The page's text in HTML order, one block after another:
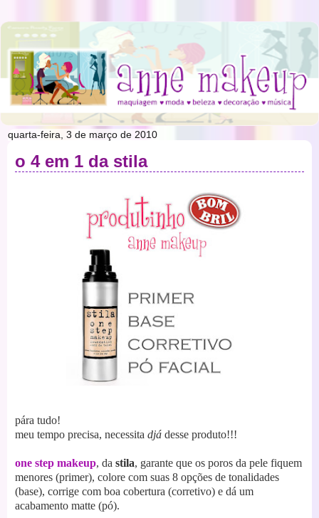
quarta-feira, 3 de março de 2010
o 4 em 1 da stila
pára tudo!
meu tempo precisa, necessita djá desse produto!!!
one step makeup, da stila, garante que os poros da pele fiquem
menores (primer), colore com suas 8 opções de tonalidades
(base), corrige com boa cobertura (corretivo) e dá um
acabamento matte (pó).